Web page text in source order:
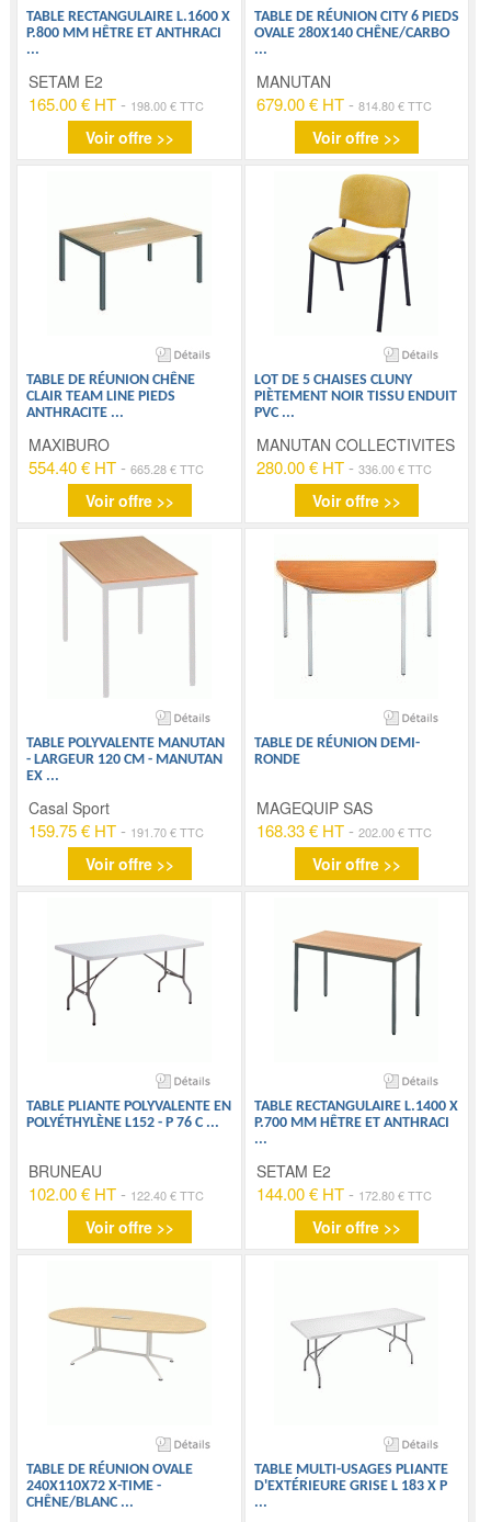
TABLE RECTANGULAIRE L.1600 X
P.800 MM HÊTRE ET ANTHRACI
...
SETAM E2
165.00 € HT - 198.00 € TTC
Voir offre >>
TABLE DE RÉUNION CITY 6 PIEDS
OVALE 280X140 CHÊNE/CARBO
...
MANUTAN
679.00 € HT- 814.80 € TTC
Voir offre >>
TABLE DE RÉUNION CHÊNE
CLAIR TEAM LINE PIEDS
ANTHRACITE ...
MAXIBURO
554.40 € HT -665.28 € TTC
Voir offre >>
LOT DE 5 CHAISES CLUNY
PIÈTEMENT NOIR TISSU ENDUIT
PVC ...
MANUTAN COLLECTIVITES
280.00 € HT- 336.00 € TTC
Voir offre >>
TABLE POLYVALENTE MANUTAN
- LARGEUR 120 CM - MANUTAN
EX ...
Casal Sport
159.75 € HT - 191.70 € TTC
Voir offre >>
TABLE DE RÉUNION DEMI-
RONDE
MAGEQUIP SAS
168.33 € HT- 202.00 € TTC
Voir offre >>
TABLE PLIANTE POLYVALENTE EN
POLYÉTHYLÈNE L152 - P 76 C ...
BRUNEAU
102.00 € HT - 122.40 € TTC
Voir offre >>
TABLE RECTANGULAIRE L.1400 X
P.700 MM HÊTRE ET ANTHRACI
...
SETAM E2
144.00 € HT- 172.80 € TTC
Voir offre >>
TABLE DE RÉUNION OVALE
240X110X72 X-TIME -
CHÊNE/BLANC ...
TABLE MULTI-USAGES PLIANTE
D'EXTÉRIEURE GRISE L 183 X P
...